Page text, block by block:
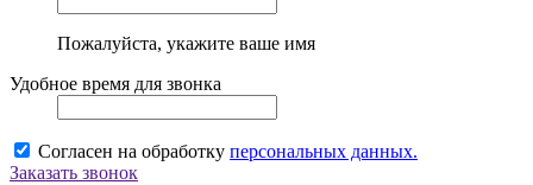
Пожалуйста, укажите ваше имя
Удобное время для звонка
Согласен на обработку персональных данных.
Заказать звонок